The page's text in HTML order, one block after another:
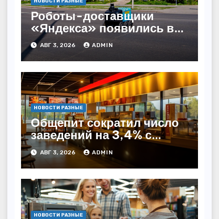
Роботы-доставщики
«Яндекса» появились в
Казахстане
АВГ 3, 2026 ADMIN
НОВОСТИ РАЗНЫЕ
Общепит сократил число
заведений на 3,4% с
начала года — INFOLine
АВГ 3, 2026 ADMIN
НОВОСТИ РАЗНЫЕ